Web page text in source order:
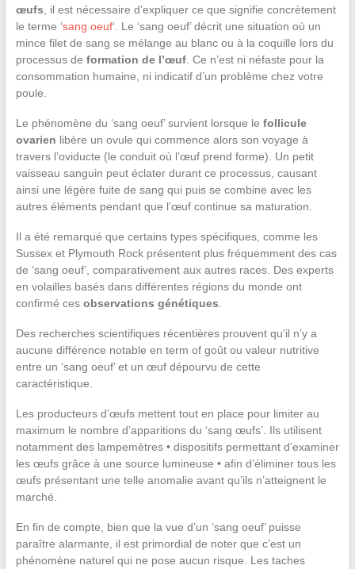
œufs , il est nécessaire d’expliquer ce que signifie concrètement
le terme ‘sang oeuf‘. Le ‘sang oeuf’ décrit une situation où un
mince filet de sang se mélange au blanc ou à la coquille lors du
processus de formation de l’œuf. Ce n’est ni néfaste pour la
consommation humaine, ni indicatif d’un problème chez votre
poule.
Le phénomène du ‘sang oeuf’ survient lorsque le follicule
ovarien libère un ovule qui commence alors son voyage à
travers l’oviducte (le conduit où l’œuf prend forme). Un petit
vaisseau sanguin peut éclater durant ce processus, causant
ainsi une légère fuite de sang qui puis se combine avec les
autres éléments pendant que l’œuf continue sa maturation.
Il a été remarqué que certains types spécifiques, comme les
Sussex et Plymouth Rock présentent plus fréquemment des cas
de ‘sang oeuf’, comparativement aux autres races. Des experts
en volailles basés dans différentes régions du monde ont
confirmé ces observations génétiques
Des recherches scientifiques récentières prouvent qu’il n’y a
aucune différence notable en term of goût ou valeur nutritive
entre un ‘sang oeuf’ et un œuf dépourvu de cette
caractéristique.
Les producteurs d’œufs mettent tout en place pour limiter au
maximum le nombre d’apparitions du ‘sang œufs’. Ils utilisent
notamment des lampemètres • dispositifs permettant d’examiner
les œufs grâce à une source lumineuse • afin d’éliminer tous les
œufs présentant une telle anomalie avant qu’ils n’atteignent le
marché.
En fin de compte, bien que la vue d’un ‘sang oeuf’ puisse
paraître alarmante, il est primordial de noter que c’est un
phénomène naturel qui ne pose aucun risque. Les taches